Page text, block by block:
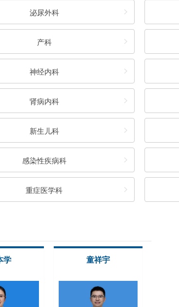
泌尿外科
产科
神经内科
肾病内科
新生儿科
感染性疾病科
重症医学科